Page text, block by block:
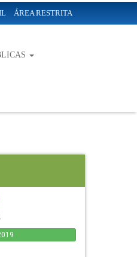
ÁREA RESTRITA